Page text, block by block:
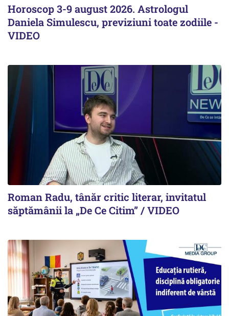
Horoscop 3-9 august 2026. Astrologul
Daniela Simulescu, previziuni toate zodiile -
VIDEO
Roman Radu, tânăr critic literar, invitatul
săptămânii la „De Ce Citim” / VIDEO